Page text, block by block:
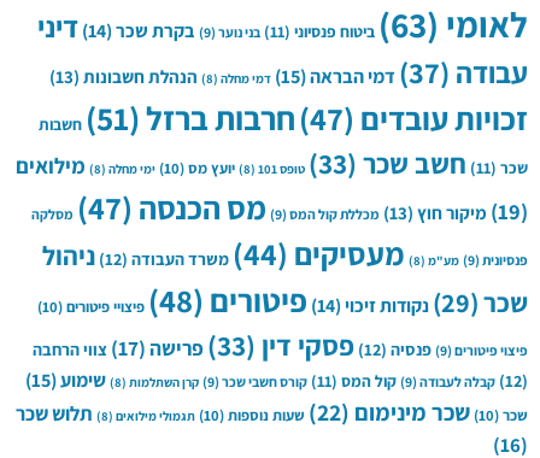
לאומי(63) ביטוח פנסיוני(11) בני נוער(9) בקרת שכר(14)
דיני
עבודה(37) דמי הבראה(15) דמי מחלה(8) הנהלת חשבונות(13)
זכויות עובדים(47) חרבות ברזל(51)
חשבות
שכר(11) חשב שכר(33) טופס 101 (8) יועץ מס(10) ימי מחלה(8)
מילואים
מיקור חוץ(13) מכללת קול המס(9) מס הכנסה(47) מסלקה
פנסיונית(9) מע"מ(8) מעסיקים(44) משרד העבודה(12)
ניהול
שכר(29) נקודות זיכוי(14) פיטורים(48) פיצויי פיטורים(10)
פיצוי פיטורים(9) פנסיה(12) פסקי דין(33) פרישה(17)
צווי הרחבה
קבלה לעבודה(9) קול המס(11) קורס חשבי שכר(9) קרן השתלמות(8) שימוע(15)
שכר(10) שכר מינימום(22) שעות נוספות(10) תגמולי מילואים(8)
תלוש שכר